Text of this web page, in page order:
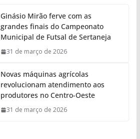
Ginásio Mirão ferve com as
grandes finais do Campeonato
Municipal de Futsal de Sertaneja
31 de março de 2026
Novas máquinas agrícolas
revolucionam atendimento aos
produtores no Centro-Oeste
31 de março de 2026